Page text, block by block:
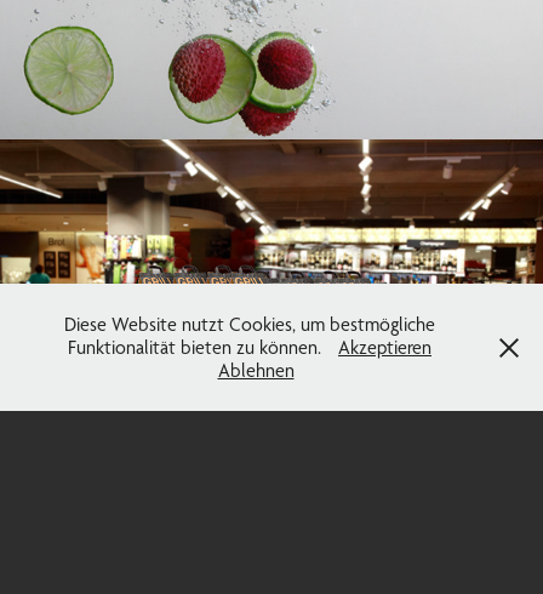
Retuschen für pac'nlog
Diese Website nutzt Cookies, um bestmögliche
Funktionalität bieten zu können.
Akzeptieren
Ablehnen